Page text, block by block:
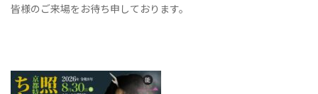
皆様のご来場をお待ち申しております。